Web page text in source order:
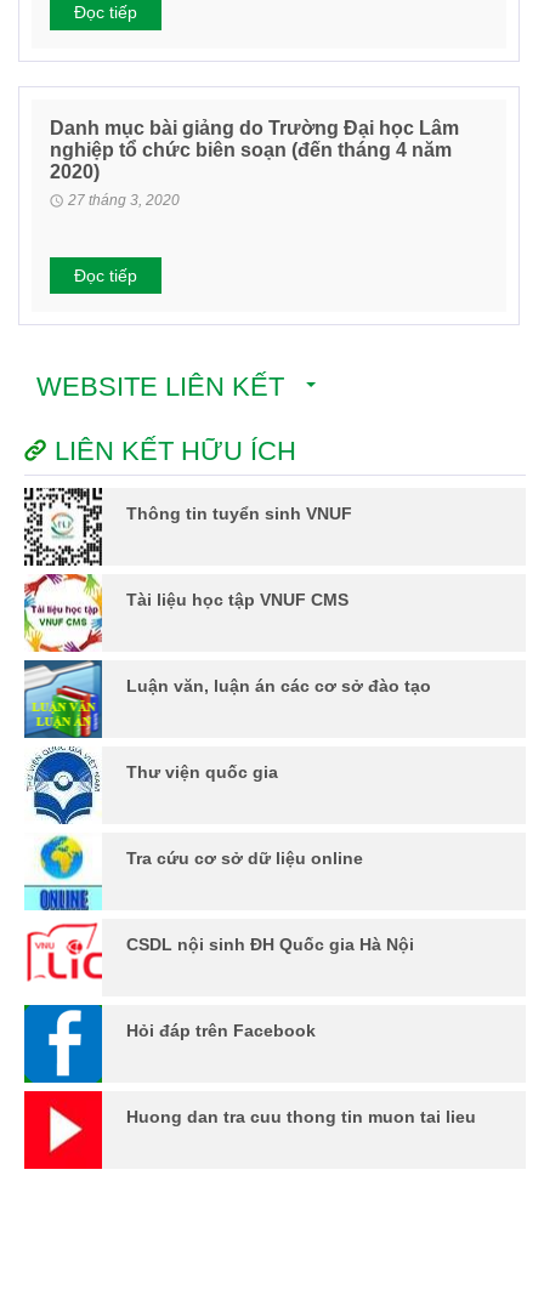
Đọc tiếp
Danh mục bài giảng do Trường Đại học Lâm
nghiệp tổ chức biên soạn (đến tháng 4 năm
2020)
27 tháng 3, 2020
Đọc tiếp
WEBSITE LIÊN KẾT
LIÊN KẾT HỮU ÍCH
Thông tin tuyển sinh VNUF
Tài liệu học tập VNUF CMS
Luận văn, luận án các cơ sở đào tạo
Thư viện quốc gia
Tra cứu cơ sở dữ liệu online
CSDL nội sinh ĐH Quốc gia Hà Nội
Hỏi đáp trên Facebook
Huong dan tra cuu thong tin muon tai lieu